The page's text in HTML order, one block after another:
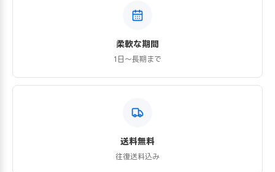
柔軟な期間
1日〜長期まで
送料無料
往復送料込み